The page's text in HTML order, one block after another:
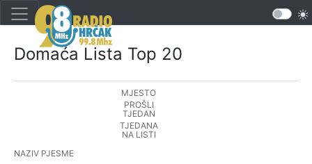
Domaća Lista Top 20
MJESTO
PROŠLI
TJEDAN
TJEDANA
NA LISTI
NAZIV PJESME